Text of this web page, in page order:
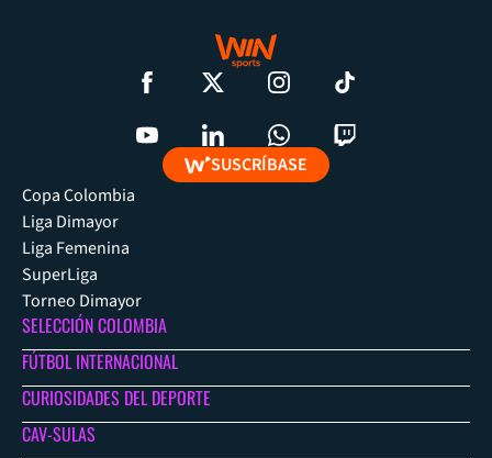
SUSCRÍBASE
Copa Colombia
Liga Dimayor
Liga Femenina
SuperLiga
Torneo Dimayor
SELECCIÓN COLOMBIA
FÚTBOL INTERNACIONAL
CURIOSIDADES DEL DEPORTE
CAV-SULAS